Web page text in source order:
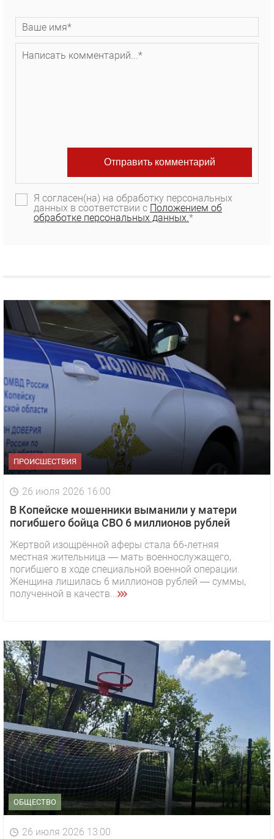
Я согласен(на) на обработку персональных
данных в соответствии с Положением об
обработке персональных данных.*
ПРОИСШЕСТВИЯ
26 июля 2026 16:00
В Копейске мошенники выманили у матери
погибшего бойца СВО 6 миллионов рублей
Жертвой изощрённой аферы стала 66‑летняя
местная жительница — мать военнослужащего,
погибшего в ходе специальной военной операции.
Женщина лишилась 6 миллионов рублей — суммы,
полученной в качеств...
ОБЩЕСТВО
26 июля 2026 13:00